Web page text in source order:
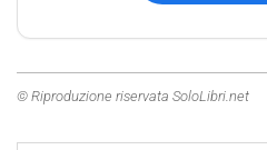
© Riproduzione riservata SoloLibri.net